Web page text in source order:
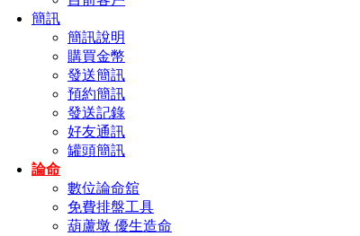
簡訊
簡訊說明
購買金幣
發送簡訊
預約簡訊
發送記錄
好友通訊
罐頭簡訊
論命
數位論命舘
免費排盤工具
葫蘆墩 優生造命